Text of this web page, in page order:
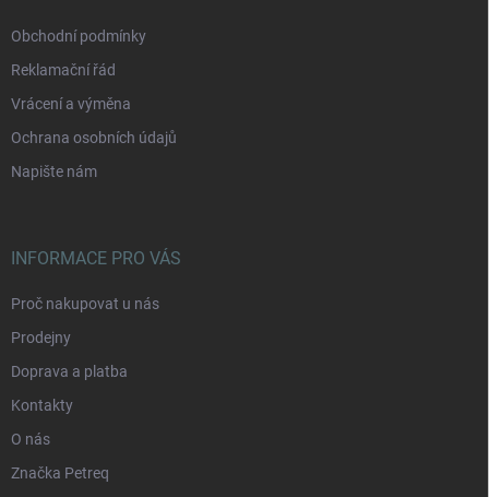
Obchodní podmínky
Reklamační řád
Vrácení a výměna
Ochrana osobních údajů
Napište nám
INFORMACE PRO VÁS
Proč nakupovat u nás
Prodejny
Doprava a platba
Kontakty
O nás
Značka Petreq